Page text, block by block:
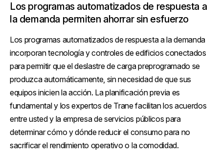
Los programas automatizados de respuesta a
la demanda permiten ahorrar sin esfuerzo
Los programas automatizados de respuesta a la demanda
incorporan tecnología y controles de edificios conectados
para permitir que el deslastre de carga preprogramado se
produzca automáticamente, sin necesidad de que sus
equipos inicien la acción. La planificación previa es
fundamental y los expertos de Trane facilitan los acuerdos
entre usted y la empresa de servicios públicos para
determinar cómo y dónde reducir el consumo para no
sacrificar el rendimiento operativo o la comodidad.